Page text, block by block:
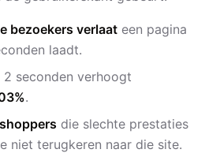
bezoekers verlaat een pagina
laadt.
seconden verhoogt
.
die slechte prestaties
niet terugkeren naar die site.